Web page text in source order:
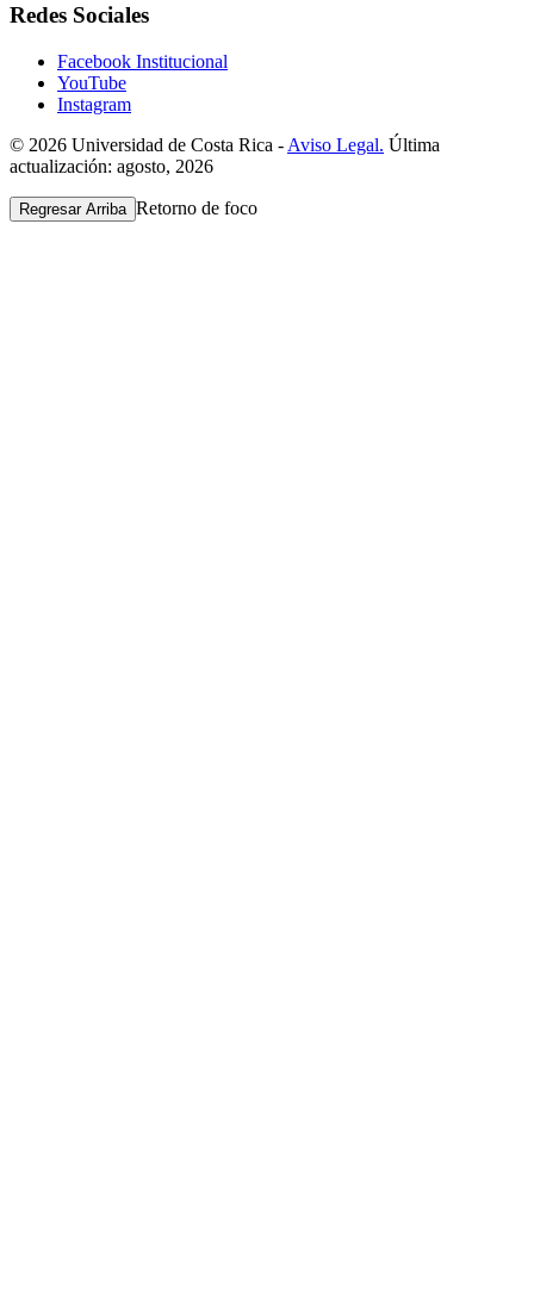
Redes Sociales
Facebook Institucional
YouTube
Instagram
© 2026 Universidad de Costa Rica - Aviso Legal. Última
actualización: agosto, 2026
Regresar Arriba Retorno de foco